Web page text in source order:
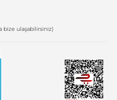
bize ulaşabilirsiniz)